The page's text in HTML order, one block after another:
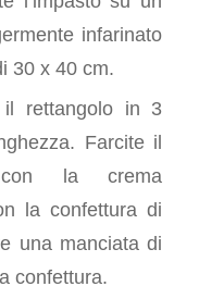
infarinato
30 x 40 cm.
il rettangolo in 3
Farcite il
con la crema
la confettura di
una manciata di
confettura.